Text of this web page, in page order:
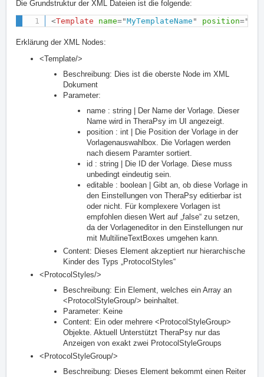
Die Grundstruktur der XML Dateien ist die folgende:
<Template name="MyTemplateName " position="
Erklärung der XML Nodes:
<Template/>
Beschreibung: Dies ist die oberste Node im XML
Dokument
Parameter:
name : string | Der Name der Vorlage. Dieser
Name wird in TheraPsy im UI angezeigt.
position : int | Die Position der Vorlage in der
Vorlagenauswahlbox. Die Vorlagen werden
nach diesem Paramter sortiert.
id : string | Die ID der Vorlage. Diese muss
unbedingt eindeutig sein.
editable : boolean | Gibt an, ob diese Vorlage in
den Einstellungen von TheraPsy editierbar ist
oder nicht. Für komplexere Vorlagen ist
empfohlen diesen Wert auf „false“ zu setzen,
da der Vorlageneditor in den Einstellungen nur
mit MultilineTextBoxes umgehen kann.
Content: Dieses Element akzeptiert nur hierarchische
Kinder des Typs „ProtocolStyles“
<ProtocolStyles/>
Beschreibung: Ein Element, welches ein Array an
<ProtocolStyleGroup/> beinhaltet.
Parameter: Keine
Content: Ein oder mehrere <ProtocolStyleGroup>
Objekte. Aktuell Unterstützt TheraPsy nur das
Anzeigen von exakt zwei ProtocolStyleGroups
<ProtocolStyleGroup/>
Beschreibung: Dieses Element bekommt einen Reiter